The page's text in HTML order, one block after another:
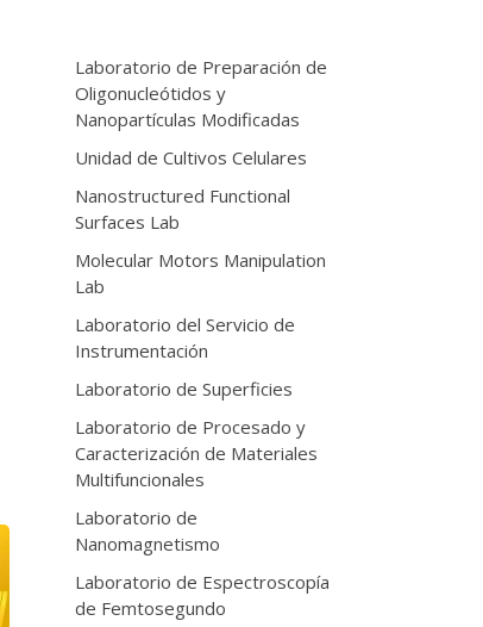
Laboratorio de Preparación de
Oligonucleótidos y
Nanopartículas Modificadas
Unidad de Cultivos Celulares
Nanostructured Functional
Surfaces Lab
Molecular Motors Manipulation
Lab
Laboratorio del Servicio de
Instrumentación
Laboratorio de Superficies
Laboratorio de Procesado y
Caracterización de Materiales
Multifuncionales
Laboratorio de
Nanomagnetismo
Laboratorio de Espectroscopía
de Femtosegundo